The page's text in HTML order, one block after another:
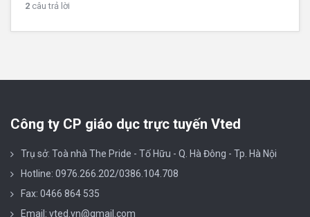
2 câu trả lời
Công ty CP giáo dục trực tuyến Vted
Trụ sở: Toà nhà The Pride - Tố Hữu - Q. Hà Đông - Tp. Hà Nội
Hotline: 0976.266.202/0386.104.708
Fax: 0466 864 535
Email: vted.vn@gmail.com